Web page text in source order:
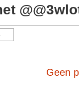
Geen